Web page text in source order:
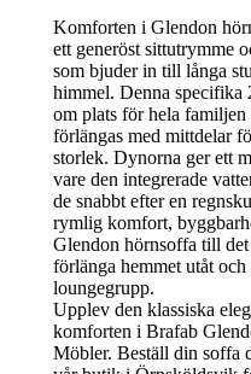
Komforten i Glendon
ett generöst sittutrymme
som bjuder in till långa
himmel. Denna specifika
om plats för hela familjen
förlängas med mittdelar
storlek. Dynorna ger ett
vare den integrerade
de snabbt efter en
rymlig komfort,
Glendon hörnsoffa till
förlänga hemmet utåt
loungegrupp.
Upplev den klassiska
komforten i Brafab
Möbler. Beställ din soffa